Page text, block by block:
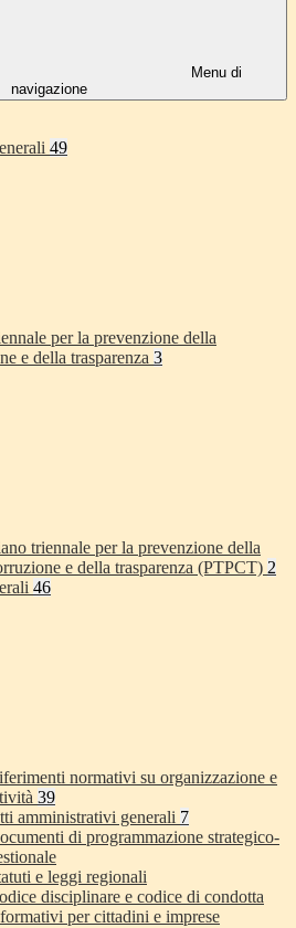
Menu di
navigazione
49
per la prevenzione della
e della trasparenza 3
triennale per la prevenzione della
e della trasparenza (PTPCT) 2
46
normativi su organizzazione e
39
amministrativi generali 7
di programmazione strategico-
e leggi regionali
disciplinare e codice di condotta
per cittadini e imprese